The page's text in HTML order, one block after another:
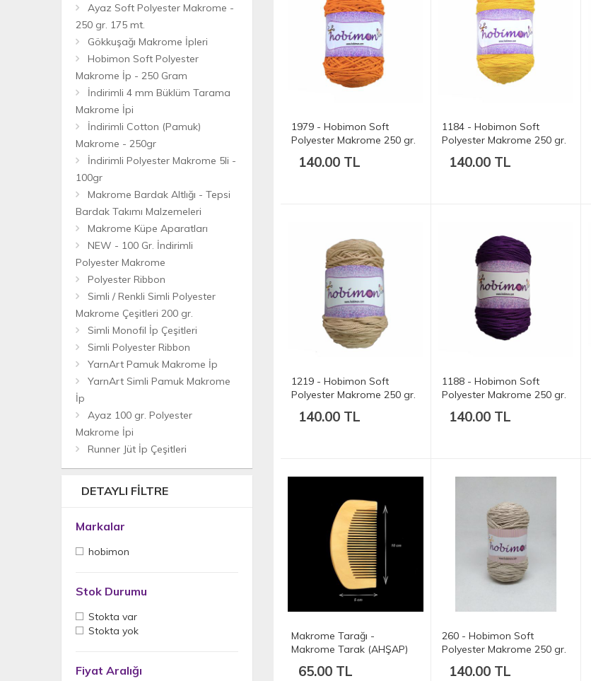
Ayaz Soft Polyester Makrome -
250 gr. 175 mt.
Gökkuşağı Makrome İpleri
Hobimon Soft Polyester
Makrome İp - 250 Gram
İndirimli 4 mm Büklüm Tarama
Makrome İpi
İndirimli Cotton (Pamuk)
Makrome - 250gr
İndirimli Polyester Makrome 5li -
100gr
Makrome Bardak Altlığı - Tepsi
Bardak Takımı Malzemeleri
Makrome Küpe Aparatları
NEW - 100 Gr. İndirimli
Polyester Makrome
Polyester Ribbon
Simli / Renkli Simli Polyester
Makrome Çeşitleri 200 gr.
Simli Monofil İp Çeşitleri
Simli Polyester Ribbon
YarnArt Pamuk Makrome İp
YarnArt Simli Pamuk Makrome
İp
Ayaz 100 gr. Polyester
Makrome İpi
Runner Jüt İp Çeşitleri
DETAYLI FILTRE
Markalar
hobimon
Stok Durumu
Stokta var
Stokta yok
Fiyat Aralığı
1979 - Hobimon Soft
Polyester Makrome 250 gr.
140.00 TL
1184 - Hobimon Soft
Polyester Makrome 250 gr.
140.00 TL
1219 - Hobimon Soft
Polyester Makrome 250 gr.
140.00 TL
1188 - Hobimon Soft
Polyester Makrome 250 gr.
140.00 TL
Makrome Tarağı -
Makrome Tarak (AHŞAP)
65.00 TL
260 - Hobimon Soft
Polyester Makrome 250 gr.
140.00 TL